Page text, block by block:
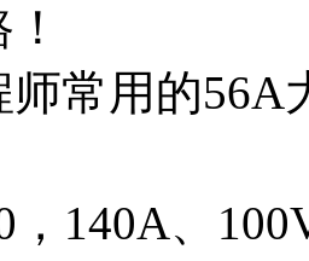
师常用的56A
，140A、